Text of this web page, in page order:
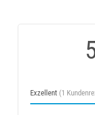
Exzellent (1